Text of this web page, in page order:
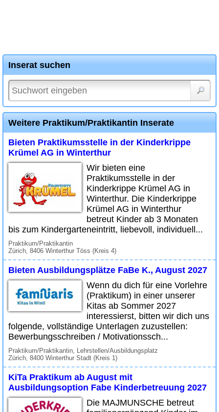
Inserat suchen
Weitere Praktikum/Praktikantin Inserate
Bieten Praktikumsstelle in der Kinderkrippe
Krümel AG in Winterthur
Wir bieten eine
Praktikumsstelle in der
Kinderkrippe Krümel AG in
Winterthur. Die Kinderkrippe
Krümel AG in Winterthur
betreut Kinder ab 3 Monaten
bis zum Kindergarteneintritt, liebevoll, individuell...
Praktikum/Praktikantin
Zürich, 8406 Winterthur Töss (Kreis 4)
Bieten Ausbildungsplätze FaBe K., August 2027
Wenn du dich für eine Vorlehre
(Praktikum) in einer unserer
Kitas ab Sommer 2027
interessierst, bitten wir dich uns
folgende, vollständige Unterlagen zuzustellen:
Bewerbungsschreiben / Motivationssch...
Praktikum/Praktikantin, Lehrstellen/Ausbildungsplatz
Zürich, 8400 Winterthur Stadt (Kreis 1)
KiTa Praktikum ab August mit
Ausbildungsoption Fabe Kinderbetreuung 2027
Die MAJMUNSCHE betreut